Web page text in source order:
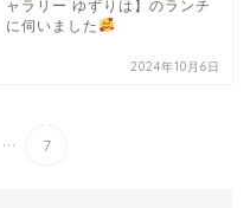
ャラリー ゆずりは】のランチ
に伺いました
2024年10月6日
... 7